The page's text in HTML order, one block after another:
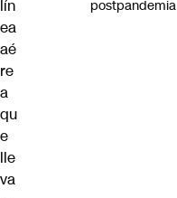
lín
ea
aé
re
a
qu
e
lle
va
postpandemia